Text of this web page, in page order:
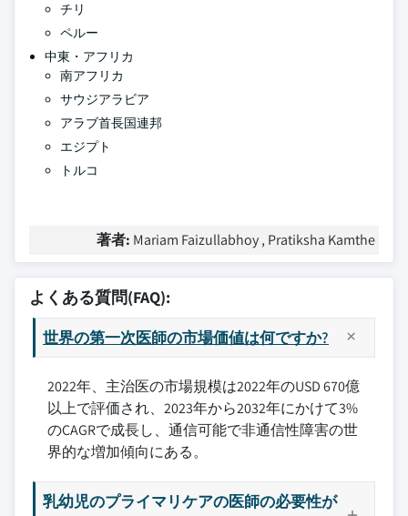
チリ
ペルー
中東・アフリカ
南アフリカ
サウジアラビア
アラブ首長国連邦
エジプト
トルコ
著者: Mariam Faizullabhoy , Pratiksha Kamthe
よくある質問(FAQ):
世界の第一次医師の市場価値は何ですか?
2022年、主治医の市場規模は2022年のUSD 670億
以上で評価され、2023年から2032年にかけて3%
のCAGRで成長し、通信可能で非通信性障害の世
界的な増加傾向にある。
乳幼児のプライマリケアの医師の必要性が